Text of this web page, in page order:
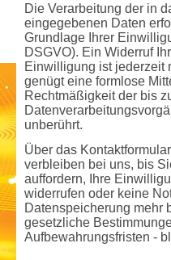
Die Verarbeitung der in
eingegebenen Daten
Grundlage Ihrer
DSGVO). Ein Widerruf
Einwilligung ist jederzeit
genügt eine formlose
Rechtmäßigkeit der bis
unberührt.
Über das
verbleiben bei uns, bis
auffordern, Ihre
widerrufen oder keine
Datenspeicherung mehr
gesetzliche
Aufbewahrungsfristen -